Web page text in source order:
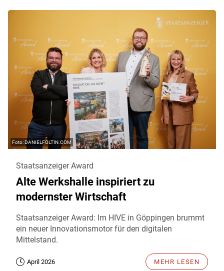
DANIELFOLTIN.COM
Staatsanzeiger Award
Alte Werkshalle inspiriert zu
modernster Wirtschaft
Staatsanzeiger Award: Im HIVE in Göppingen brummt
ein neuer Innovationsmotor für den digitalen
Mittelstand.
April 2026 MEHR LESEN